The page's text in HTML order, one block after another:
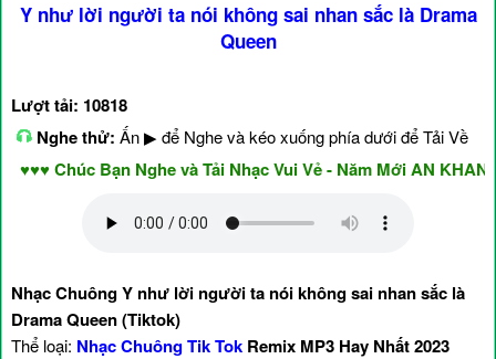
Y như lời người ta nói không sai nhan sắc là Drama
Queen
Lượt tải: 10818
Nghe thử: Ấn ▶ để Nghe và kéo xuống phía dưới để Tải Về
Chúc Bạn Nghe và Tải Nhạc Vui Vẻ - Năm Mới AN KHANG &
Nhạc Chuông Y như lời người ta nói không sai nhan sắc là
Drama Queen (Tiktok)
Thể loại: Nhạc Chuông Tik Tok Remix MP3 Hay Nhất 2023